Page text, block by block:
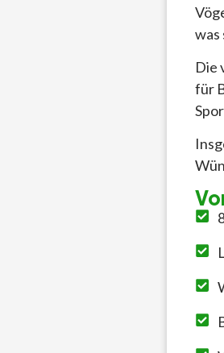
was
Die
für